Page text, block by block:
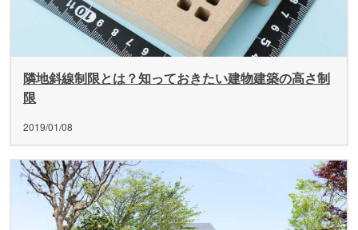
隣地斜線制限とは？知っておきたい建物建築の高さ制
限
2019/01/08